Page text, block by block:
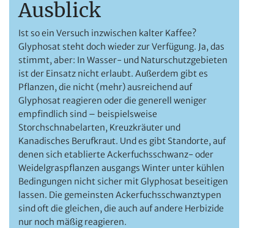
Ausblick
Ist so ein Versuch inzwischen kalter Kaffee?
Glyphosat steht doch wieder zur Verfügung. Ja, das
stimmt, aber: In Wasser- und Naturschutzgebieten
ist der Einsatz nicht erlaubt. Außerdem gibt es
Pflanzen, die nicht (mehr) ausreichend auf
Glyphosat reagieren oder die generell we­niger
empfindlich sind – beispielsweise
Storchschnabelarten, Kreuzkräuter und
Kanadisches Berufkraut. Und es gibt Standorte, auf
denen sich etablierte Ackerfuchsschwanz- oder
Weidelgraspflanzen ausgangs Winter unter kühlen
Bedingungen nicht sicher mit Glyphosat beseitigen
lassen. Die gemeinsten Ackerfuchsschwanztypen
sind oft die gleichen, die auch auf andere Herbizide
nur noch mäßig reagieren.